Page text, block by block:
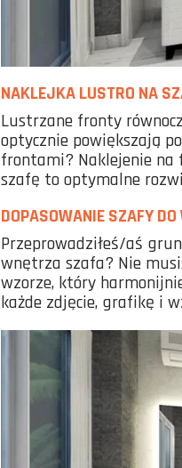
NAKLEJKA LUSTRO NA
Lustrzane fronty
optycznie powiększają
frontami? Naklejenie na
szafę to optymalne
DOPASOWANIE SZAFY
Przeprowadziłeś/aś
wnętrza szafa? Nie
wzorze, który
każde zdjęcie, grafikę i